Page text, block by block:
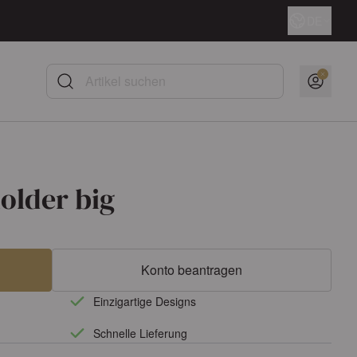
Artikel suchen
big
Konto beantragen
Einzigartige Designs
Schnelle Lieferung